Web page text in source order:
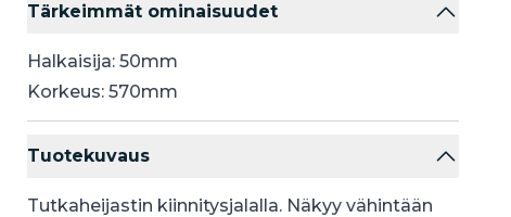
Tärkeimmät ominaisuudet
Halkaisija: 50mm
Korkeus: 570mm
Tuotekuvaus
Tutkaheijastin kiinnitysjalalla. Näkyy vähintään